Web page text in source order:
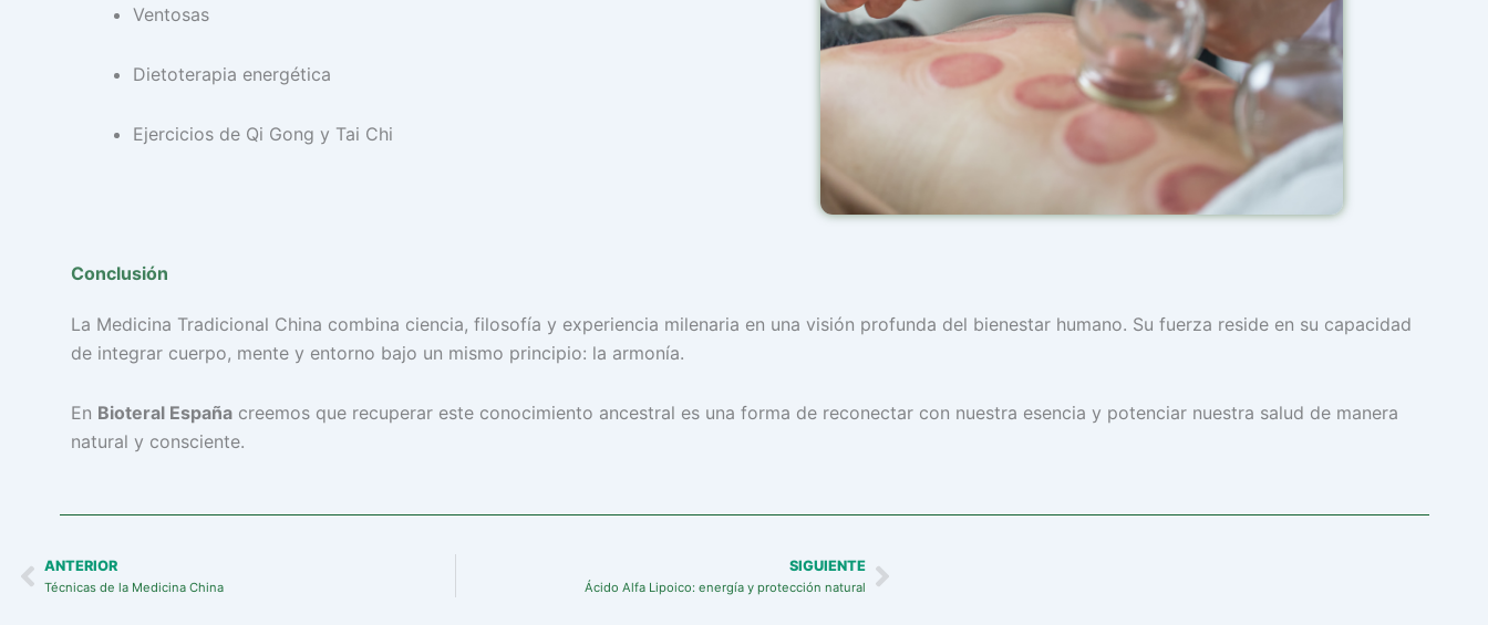
Ventosas
Dietoterapia energética
Ejercicios de Qi Gong y Tai Chi
Conclusión
La Medicina Tradicional China combina ciencia, filosofía y experiencia milenaria en una visión profunda del bienestar humano. Su fuerza reside en su capacidad
de integrar cuerpo, mente y entorno bajo un mismo principio: la armonía.
En Bioteral Españacreemos que recuperar este conocimiento ancestral es una forma de reconectar con nuestra esencia y potenciar nuestra salud de manera
natural y consciente.
Prev
ANTERIOR
Técnicas de la Medicina China
SIGUIENTE
Ácido Alfa Lipoico: energía y protección naturalNext